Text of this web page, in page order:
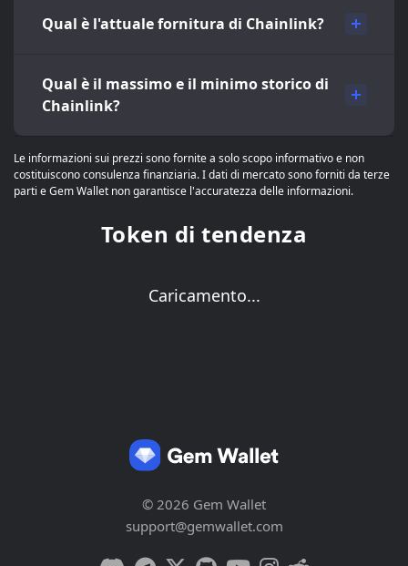
Qual è l'attuale fornitura di Chainlink?
Qual è il massimo e il minimo storico di
Chainlink?
Le informazioni sui prezzi sono fornite a solo scopo informativo e non
costituiscono consulenza finanziaria. I dati di mercato sono forniti da terze
parti e Gem Wallet non garantisce l'accuratezza delle informazioni.
Token di tendenza
Caricamento...
© 2026 Gem Wallet
support@gemwallet.com